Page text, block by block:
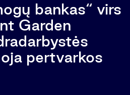
bankas“ virs
Garden
pertvarkos